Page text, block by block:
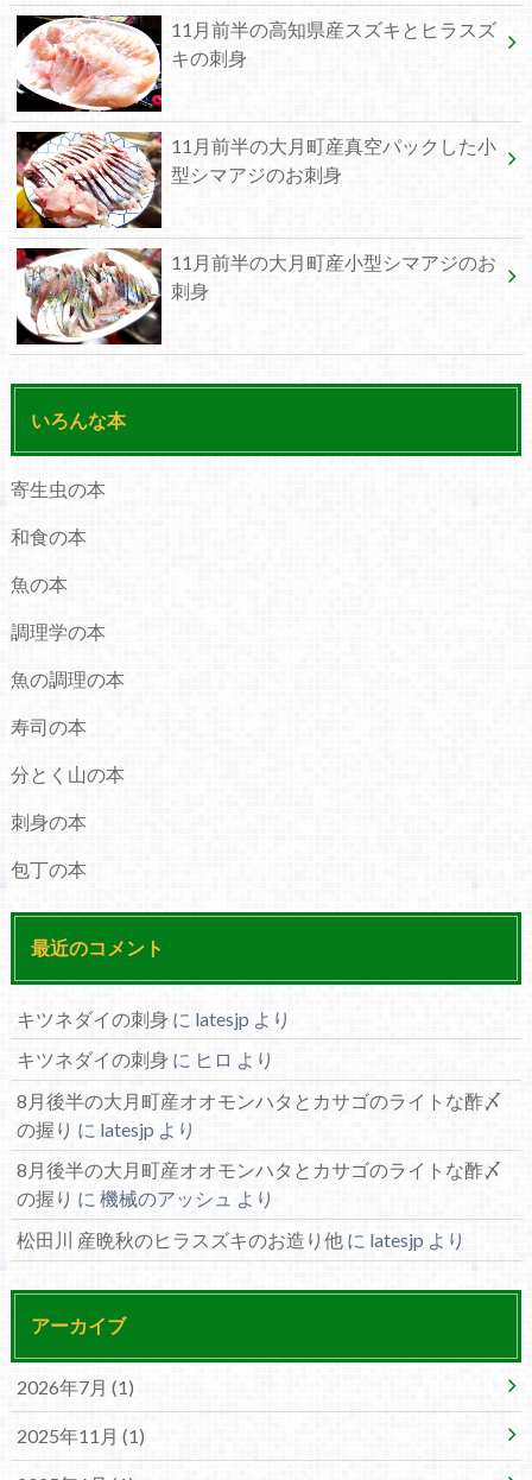
11月前半の高知県産スズキとヒラスズ
キの刺身
11月前半の大月町産真空パックした小
型シマアジのお刺身
11月前半の大月町産小型シマアジのお
刺身
いろんな本
寄生虫の本
和食の本
魚の本
調理学の本
魚の調理の本
寿司の本
分とく山の本
刺身の本
包丁の本
最近のコメント
キツネダイの刺身 に latesjp より
キツネダイの刺身 に ヒロ より
8月後半の大月町産オオモンハタとカサゴのライトな酢〆
の握り に latesjpより
8月後半の大月町産オオモンハタとカサゴのライトな酢〆
の握り に 機械のアッシュ より
松田川 産晩秋のヒラスズキのお造り他に latesjp より
アーカイブ
2026年7月 (1)
2025年11月 (1)